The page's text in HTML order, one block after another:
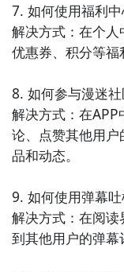
7. 如何使用福利中
解决方式：在个
优惠券、积分等福
8. 如何参与漫迷社
解决方式：在
论、点赞其他用
品和动态。
9. 如何使用弹幕吐
解决方式：在阅
到其他用户的弹幕